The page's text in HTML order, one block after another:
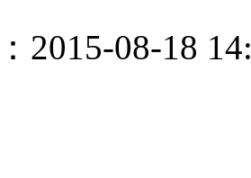
2015-08-18